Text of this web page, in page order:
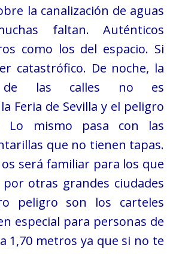
la canalización de aguas
faltan. Auténticos
como los del espacio. Si
catastrófico. De noche, la
de las calles no es
Feria de Sevilla y el peligro
Lo mismo pasa con las
que no tienen tapas.
será familiar para los que
por otras grandes ciudades
peligro son los carteles
especial para personas de
1,70 metros ya que si no te